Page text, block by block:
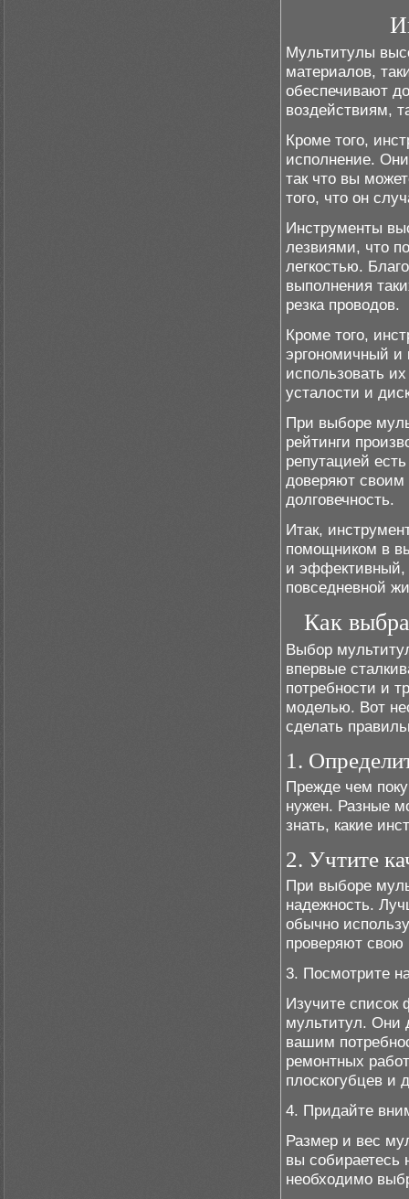
Мультитулы
материалов,
обеспечивают
воздействиям,
Кроме того,
исполнение.
так что вы
того, что он
Инструменты
лезвиями, что
легкостью.
выполнения
резка проводов.
Кроме того,
эргономичный и
использовать
усталости и
При выборе
рейтинги
репутацией
доверяют своим
долговечность.
Итак,
помощником в
и эффективный,
повседневной
Как
Выбор
впервые
потребности и
моделью. Вот
сделать
1.
Прежде чем
нужен. Разные
знать, какие
2. Учтите
При выборе
надежность.
обычно
проверяют
3. Посмотрите
Изучите список
мультитул. Они
вашим
ремонтных
плоскогубцев и
4. Придайте
Размер и вес
вы собираетесь
необходимо